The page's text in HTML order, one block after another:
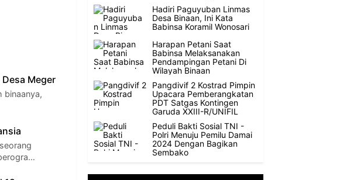
Meger
binaanya,
Hadiri Paguyuban Linmas
Desa Binaan, Ini Kata
Babinsa Koramil Wonosari
Harapan Petani Saat
Babinsa Melaksanakan
Pendampingan Petani Di
Wilayah Binaan
Pangdivif 2 Kostrad Pimpin
Upacara Pemberangkatan
PDT Satgas Kontingen
Garuda XXIII-R/UNIFIL
Peduli Bakti Sosial TNI -
Polri Menuju Pemilu Damai
2024 Dengan Bagikan
Sembako